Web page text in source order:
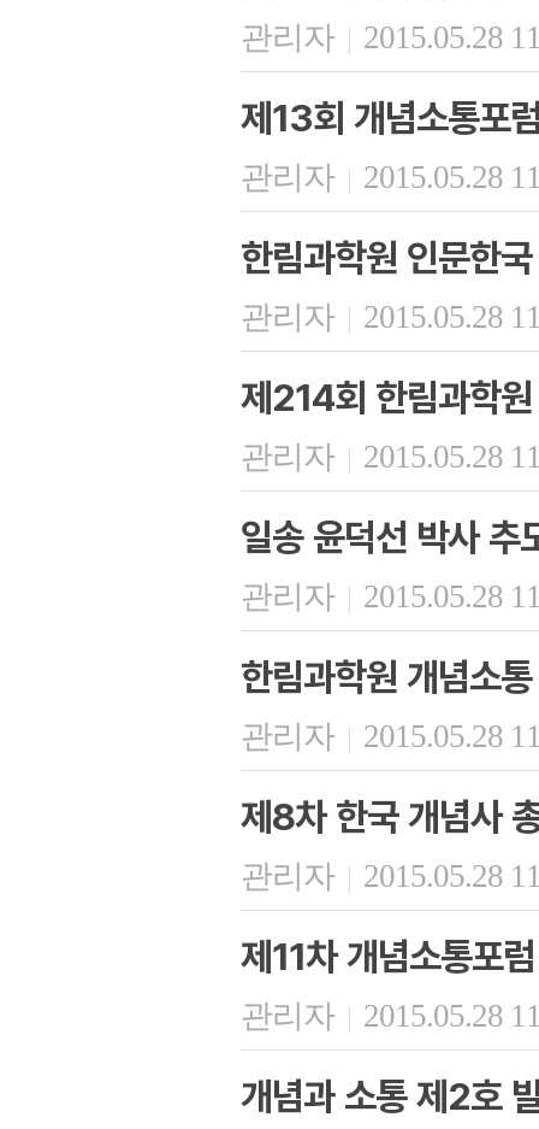
관리자 | 2015.05.28
제13회 개념소통포
관리자 | 2015.05.28
한림과학원 인문한
관리자 | 2015.05.28
제214회 한림과학
관리자 | 2015.05.28
일송 윤덕선 박사 추
관리자 | 2015.05.28
한림과학원 개념소
관리자 | 2015.05.28
제8차 한국 개념사
관리자 | 2015.05.28
제11차 개념소통포
관리자 | 2015.05.28
개념과 소통 제2호